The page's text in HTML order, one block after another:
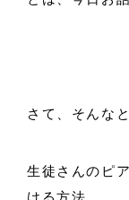
さて、そんな
生徒さんのピ